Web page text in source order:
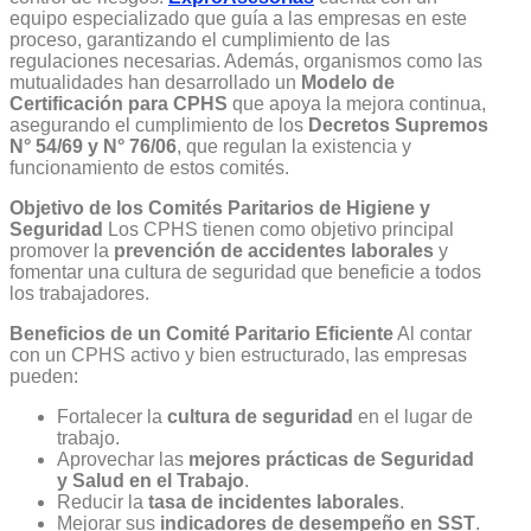
equipo especializado que guía a las empresas en este
proceso, garantizando el cumplimiento de las
regulaciones necesarias. Además, organismos como las
mutualidades han desarrollado un Modelo de
Certificación para CPHS que apoya la mejora continua,
asegurando el cumplimiento de los Decretos Supremos
N° 54/69 y N° 76/06, que regulan la existencia y
funcionamiento de estos comités.
Objetivo de los Comités Paritarios de Higiene y
Seguridad Los CPHS tienen como objetivo principal
promover la prevención de accidentes laborales y
fomentar una cultura de seguridad que beneficie a todos
los trabajadores.
Beneficios de un Comité Paritario EficienteAl contar
con un CPHS activo y bien estructurado, las empresas
pueden:
Fortalecer la cultura de seguridad en el lugar de
trabajo.
Aprovechar las mejores prácticas de Seguridad
y Salud en el Trabajo.
Reducir la tasa de incidentes laborales.
Mejorar sus indicadores de desempeño en SST.